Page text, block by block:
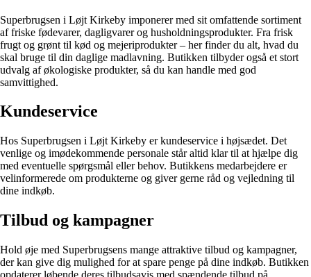
Superbrugsen i Løjt Kirkeby imponerer med sit omfattende sortiment
af friske fødevarer, dagligvarer og husholdningsprodukter. Fra frisk
frugt og grønt til kød og mejeriprodukter – her finder du alt, hvad du
skal bruge til din daglige madlavning. Butikken tilbyder også et stort
udvalg af økologiske produkter, så du kan handle med god
samvittighed.
Kundeservice
Hos Superbrugsen i Løjt Kirkeby er kundeservice i højsædet. Det
venlige og imødekommende personale står altid klar til at hjælpe dig
med eventuelle spørgsmål eller behov. Butikkens medarbejdere er
velinformerede om produkterne og giver gerne råd og vejledning til
dine indkøb.
Tilbud og kampagner
Hold øje med Superbrugsens mange attraktive tilbud og kampagner,
der kan give dig mulighed for at spare penge på dine indkøb. Butikken